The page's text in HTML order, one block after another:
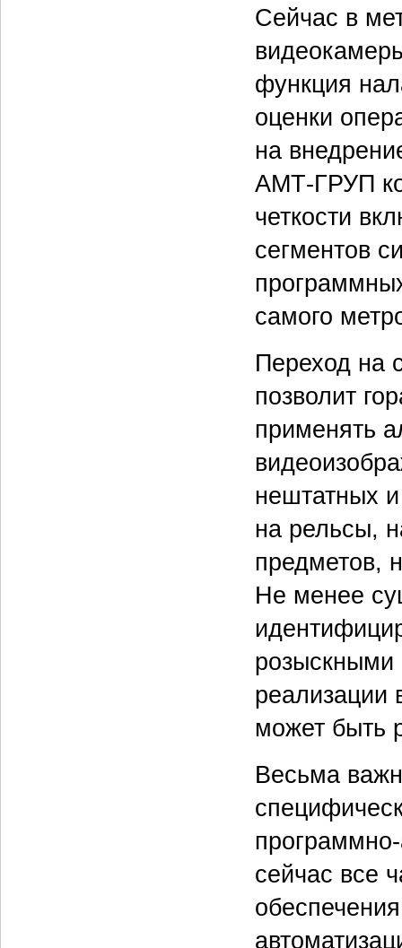
Сейчас в
функция
оценки
на
АМТ-ГРУП
четкости
сегментов
самого
Переход на
позволит
применять
нештатных
на рельсы,
предметов,
Не менее
розыскными
реализации
может быть
Весьма
сейчас все